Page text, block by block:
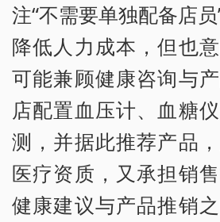
注“不需要单独配备店
降低人力成本，但也
可能兼顾健康咨询与
店配置血压计、血糖
测，并据此推荐产品
医疗资质，又承担销
健康建议与产品推销之